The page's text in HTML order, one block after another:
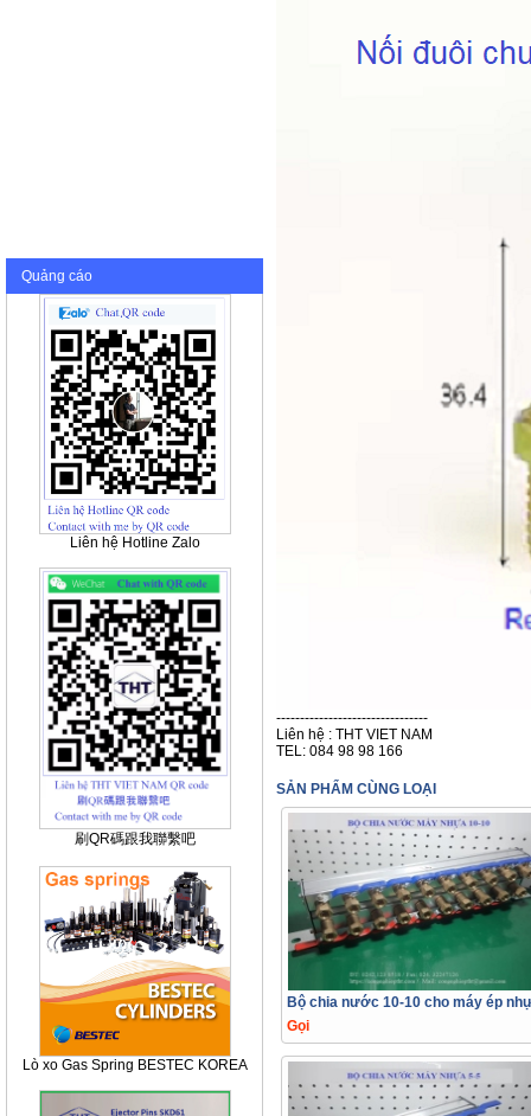
Quảng cáo
Liên hệ Hotline Zalo
刷QR碼跟我聯繫吧
Lò xo Gas Spring BESTEC KOREA
--------------------------------
Liên hệ : THT VIET NAM
TEL: 084 98 98 166
SẢN PHẨM CÙNG LOẠI
Bộ chia nước 10-10 cho máy ép
Gọi